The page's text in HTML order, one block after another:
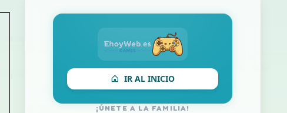
IR AL INICIO
¡ÚNETE A LA FAMILIA!